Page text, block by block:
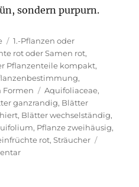
sondern purpurn.
Kategorien
1.-Pflanzen oder
rot oder Samen rot,
Pflanzenteile kompakt,
,
Formen
Schlagwörter
Aquifoliaceae,
ganzrandig, Blätter
, Blätter wechselständig,
, Pflanze zweihäusig,
rot,Sträucher
zu